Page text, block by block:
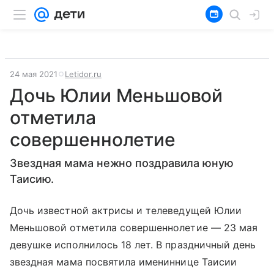
24 мая 2021 Letidor.ru
Дочь Юлии Меньшовой
отметила
совершеннолетие
Звездная мама нежно поздравила юную
Таисию.
Дочь известной актрисы и телеведущей Юлии
Меньшовой отметила совершеннолетие — 23 мая
девушке исполнилось 18 лет. В праздничный день
звездная мама посвятила имениннице Таисии